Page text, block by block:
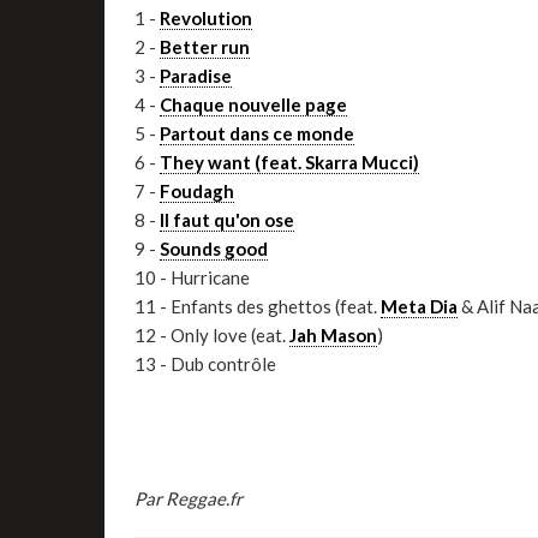
1 - Revolution
2 - Better run
3 - Paradise
4 - Chaque nouvelle page
5 - Partout dans ce monde
6 - They want (feat. Skarra Mucci)
7 - Foudagh
8 - Il faut qu'on ose
9 - Sounds good
10 - Hurricane
11 - Enfants des ghettos (feat. Meta Dia & Alif
12 - Only love (eat.Jah Mason)
13 - Dub contrôle
Par Reggae.fr